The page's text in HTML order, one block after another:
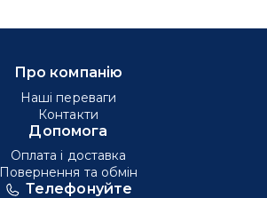
Телефонуйте
Про компанію
Наші переваги
Контакти
Допомога
Оплата і доставка
Повернення та обмін